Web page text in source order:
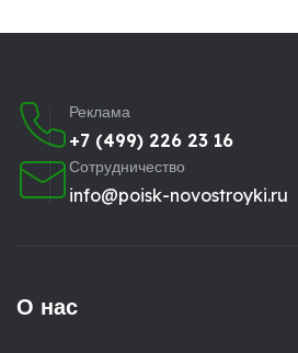
Реклама
+7 (499) 226 23 16
Сотрудничество
info@poisk-novostroyki.ru
О нас